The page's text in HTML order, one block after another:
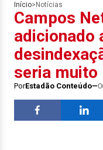
Início> Notícias
Campos
adicionado
seria muito
PorEstadão Conteúdo